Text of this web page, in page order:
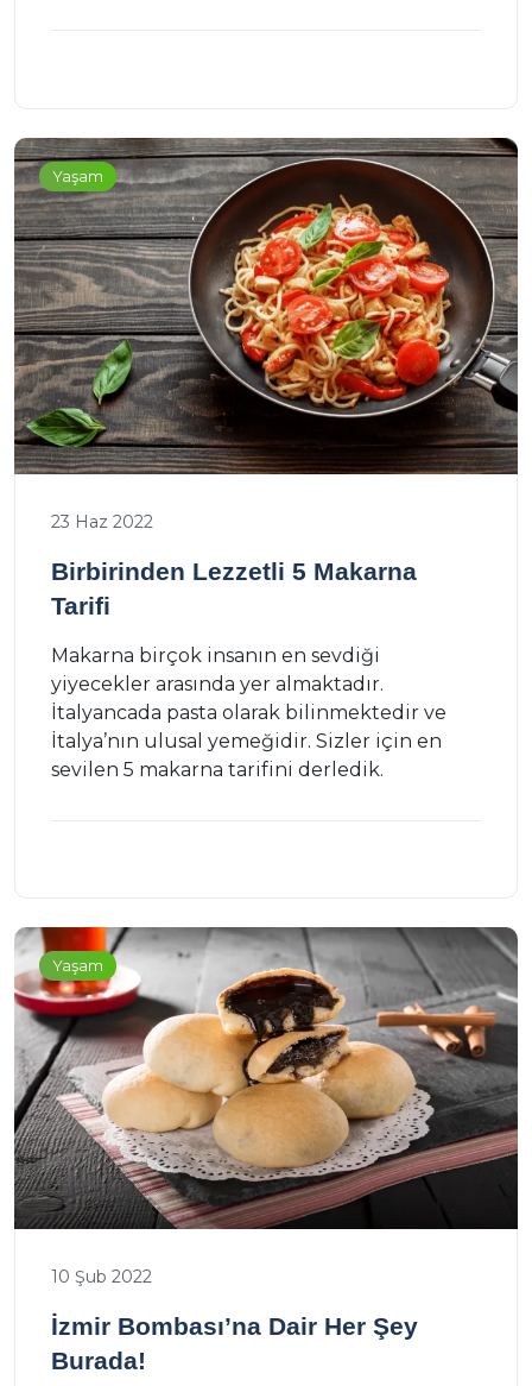
Yaşam
23 Haz 2022
Birbirinden Lezzetli 5 Makarna
Tarifi
Makarna birçok insanın en sevdiği
yiyecekler arasında yer almaktadır.
İtalyancada pasta olarak bilinmektedir ve
İtalya’nın ulusal yemeğidir. Sizler için en
sevilen 5 makarna tarifini derledik.
Yaşam
10 Şub 2022
İzmir Bombası’na Dair Her Şey
Burada!